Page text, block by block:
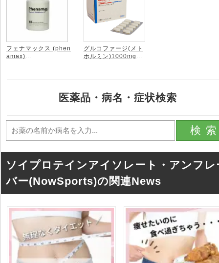
フェナマックス (phen
amax)
グルコファージ(メト
ホルミン)1000mg
医薬品・病名・症状検索
検
ソイプロテインアイソレート・アンフレ
バー(NowSports)の関連News